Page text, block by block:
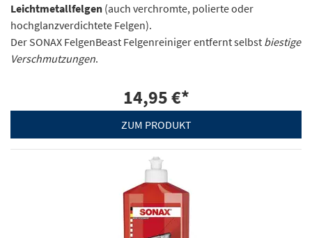
Leichtmetallfelgen (auch verchromte, polierte oder
hochglanzverdichtete Felgen).
Der SONAX FelgenBeast Felgenreiniger entfernt selbst biestige
Verschmutzungen.
14,95 €*
ZUM PRODUKT